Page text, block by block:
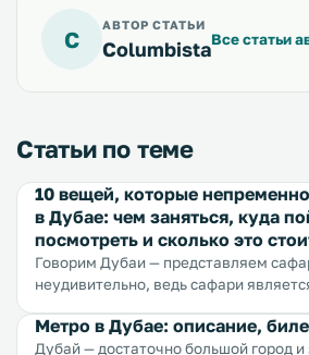
C
АВТОР СТАТЬИ
ColumbistaВсе статьи
Статьи по теме
10 вещей, которые
в Дубае: чем заняться, куда
посмотреть и сколько это
Говорим Дубаи — представляем
неудивительно, ведь сафари
не предложат вам местные
верблюдах, на джипе, на
Метро в Дубае: описание,
Дубай — достаточно большой город